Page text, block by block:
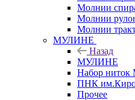
Молнии
Молнии
Молнии
МУЛИНЕ
Назад
МУЛИНЕ
Набор ниток
ПНК
Прочее